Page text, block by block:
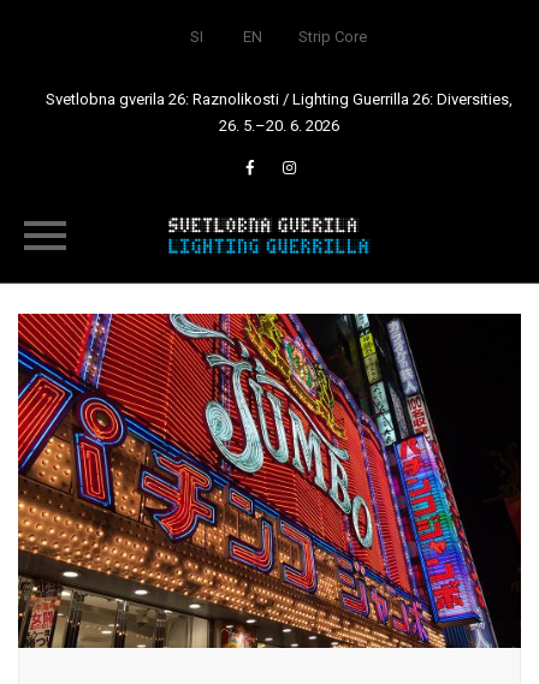
SI EN Strip Core
Svetlobna gverila 26: Raznolikosti / Lighting Guerrilla 26: Diversities,
26. 5.–20. 6. 2026
to
content